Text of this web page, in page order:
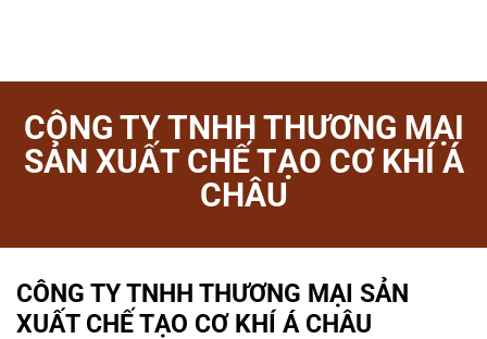
CÔNG TY TNHH THƯƠNG MẠI
SẢN XUẤT CHẾ TẠO CƠ KHÍ Á
CHÂU
CÔNG TY TNHH THƯƠNG MẠI SẢN
XUẤT CHẾ TẠO CƠ KHÍ Á CHÂU